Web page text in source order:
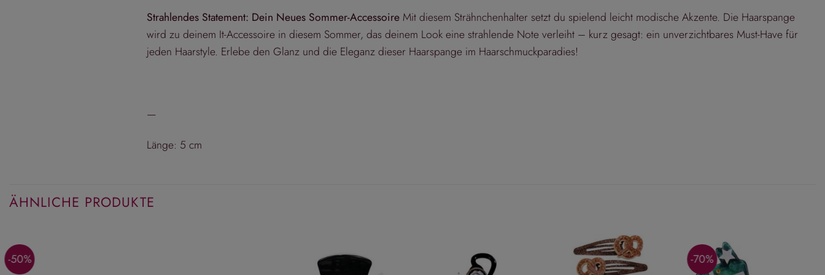
Strahlendes Statement: Dein Neues Sommer-Accessoire Mit diesem Strähnchenhalter setzt du spielend leicht modische Akzente. Die Haarspange
wird zu deinem It-Accessoire in diesem Sommer, das deinem Look eine strahlende Note verleiht – kurz gesagt: ein unverzichtbares Must-Have für
jeden Haarstyle. Erlebe den Glanz und die Eleganz dieser Haarspange im Haarschmuckparadies!
—
Länge: 5 cm
ÄHNLICHE PRODUKTE
-50% -70%